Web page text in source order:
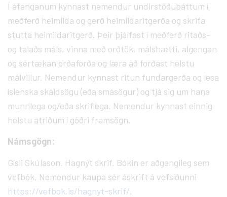
Í áfanganum kynnast nemendur undirstöðuþáttum í
meðferð heimilda og gerð heimildaritgerða og skrifa
stutta heimildaritgerð. Þeir þjálfast í meðferð ritaðs-
og talaðs máls, vinna með orðtök, málshætti, algengan
og sértækan orðaforða og læra að forðast helstu
málvillur. Nemendur kynnast ritun fundargerða og lesa
íslenska skáldsögu (eða smásögur) og tjá sig um hana
munnlega og/eða skriflega. Nemendur kynnast einnig
helstu atriðum í góðri framsögn.
Námsgögn:
Gísli Skúlason. Hagnýt skrif. Bókin er aðgengileg sem
vefbók. Nemendur kaupa sér áskrift á vefsíðunni
https://vefbok.is/hagnyt-skrif/.